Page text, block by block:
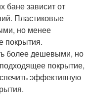
бане зависит от
Пластиковые
но менее
покрытия.
более дешевыми, но
покрытие,
эффективную